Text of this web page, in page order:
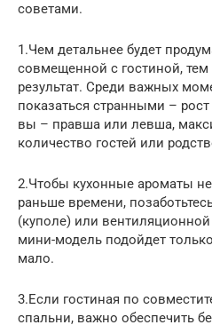
советами.
1.Чем детальнее будет
совмещенной с гостиной,
результат. Среди важных
показаться странными –
вы – правша или левша,
количество гостей или
2.Чтобы кухонные ароматы
раньше времени,
(куполе) или
мини-модель подойдет
мало.
3.Если гостиная по
спальни, важно обеспечить